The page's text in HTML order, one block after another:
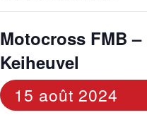
Motocross FMB –
Keiheuvel
15 août 2024